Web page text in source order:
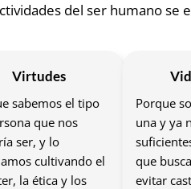
del ser humano se
Virtudes
sabemos el tipo
que nos
ser, y lo
cultivando el
la ética y los
Porque
una y ya
que
evitar